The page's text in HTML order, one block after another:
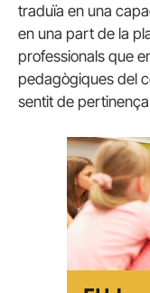
traduïa en una
en una part de la
professionals que
pedagògiques del
sentit de